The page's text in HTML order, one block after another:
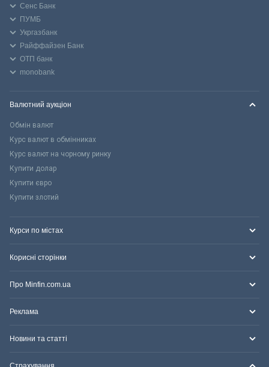
Сенс Банк
ПУМБ
Укргазбанк
Райффайзен Банк
ОТП банк
monobank
Валютний аукціон
Обмін валют
Курс валют в обмінниках
Курс валют на чорному ринку
Купити долар
Купити євро
Купити злотий
Курси по містах
Корисні сторінки
Про Minfin.com.ua
Реклама
Новини та статті